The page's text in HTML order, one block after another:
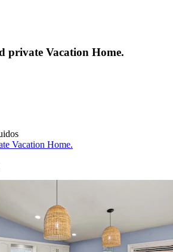
private Vacation Home.
Vacation Home.